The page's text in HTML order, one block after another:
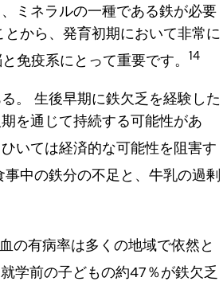
ミネラルの一種である鉄が必要
から、発育初期において非常に
免疫系にとって重要です。 14
。 生後早期に鉄欠乏を経験した
を通じて持続する可能性があ
いては経済的な可能性を阻害す
中の鉄分の不足と、牛乳の過剰
の有病率は多くの地域で依然と
学前の子どもの約47％が鉄欠乏